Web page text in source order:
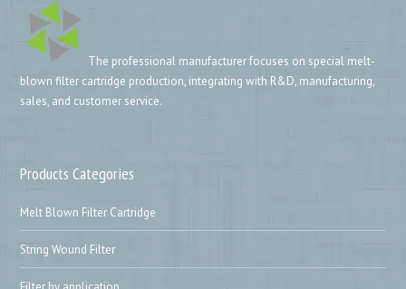
The professional manufacturer focuses on special melt-
blown filter cartridge production, integrating with R&D, manufacturing,
sales, and customer service.
Products Categories
Melt Blown Filter Cartridge
String Wound Filter